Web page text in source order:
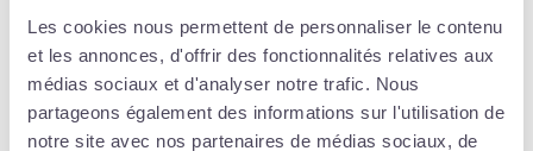
Les cookies nous permettent de personnaliser le contenu
et les annonces, d'offrir des fonctionnalités relatives aux
médias sociaux et d'analyser notre trafic. Nous
partageons également des informations sur l'utilisation de
notre site avec nos partenaires de médias sociaux, de
formellement et que cette question est couramment
posée dans la pratique, elle n’a manifestement pas pour
finalité d’apprécier la capacité du candidat à occuper
l’emploi proposé ou ses aptitudes professionnelles. En
tout état de cause, cette interdiction sera bientôt